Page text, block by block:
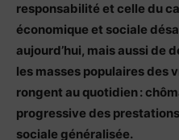
responsabilité et celle du
économique et sociale
aujourd’hui, mais aussi de
les masses populaires des
rongent au quotidien :
progressive des
sociale généralisée.